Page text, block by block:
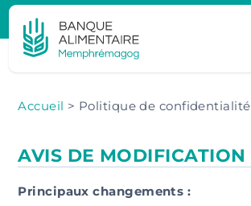
Aller au contenu principal
Accueil > Politique de confidentialité
AVIS DE MODIFICATION
Principaux changements :